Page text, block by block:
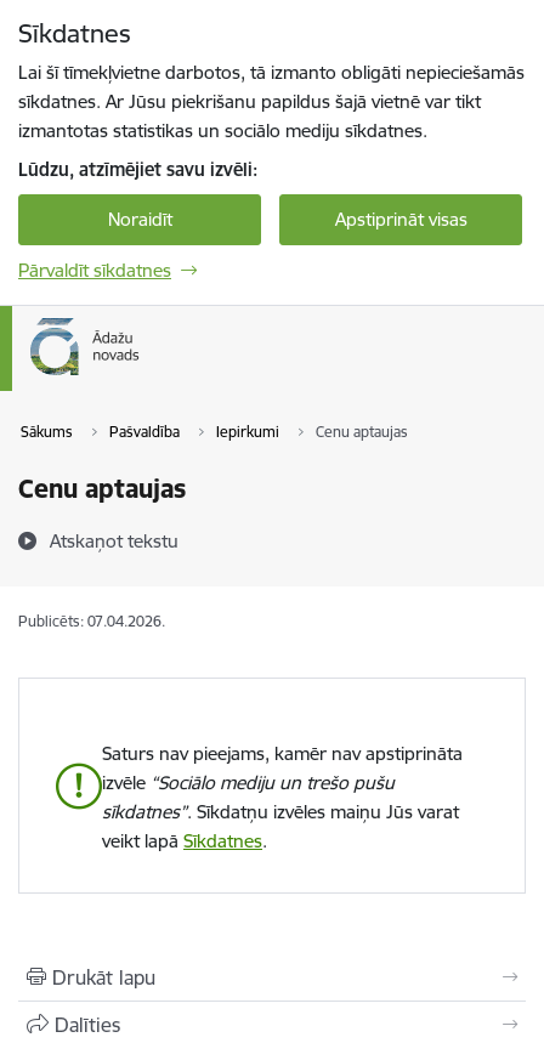
Sīkdatnes
Lai šī tīmekļvietne darbotos, tā izmanto obligāti nepieciešamās
sīkdatnes. Ar Jūsu piekrišanu papildus šajā vietnē var tikt
izmantotas statistikas un sociālo mediju sīkdatnes.
Lūdzu, atzīmējiet savu izvēli:
Noraidīt Apstiprināt visas
Pārvaldīt sīkdatnes
Sākums Pašvaldība Iepirkumi Cenu aptaujas
Cenu aptaujas
Atskaņot tekstu
Publicēts: 07.04.2026.
Saturs nav pieejams, kamēr nav apstiprināta
izvēle “Sociālo mediju un trešo pušu
sīkdatnes”. Sīkdatņu izvēles maiņu Jūs varat
veikt lapā Sīkdatnes.
Drukāt lapu
Dalīties